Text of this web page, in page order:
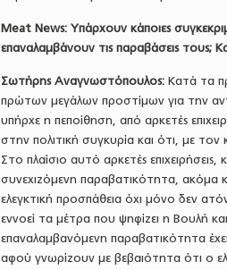
Meat News: Υπάρχουν κάποιες
επαναλαμβάνουν τις παραβάσεις τους;
Σωτήρης Αναγνωστόπουλος: Κατά τα
πρώτων μεγάλων προστίμων για την
υπήρχε η πεποίθηση, από αρκετές
στην πολιτική συγκυρία και ότι, με
Στο πλαίσιο αυτό αρκετές
συνεχιζόμενη παραβατικότητα, ακόμα
ελεγκτική προσπάθεια όχι μόνο δεν
εννοεί τα μέτρα που ψηφίζει η Βουλή
επαναλαμβανόμενη παραβατικότητα
αφού γνωρίζουν με βεβαιότητα ότι ο